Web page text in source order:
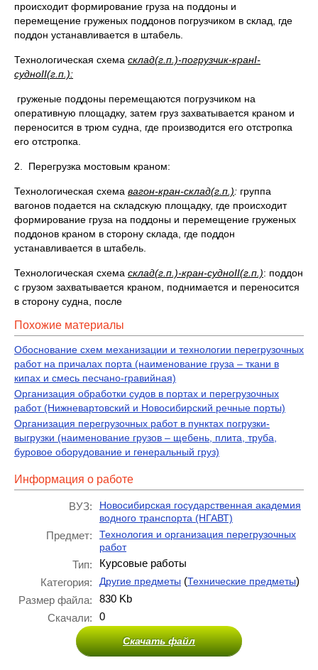
происходит формирование груза на поддоны и
перемещение груженых поддонов погрузчиком в склад, где
поддон устанавливается в штабель.
Технологическая схема склад(г.п.)-погрузчик-кранI-
судноII(г.п.):
груженые поддоны перемещаются погрузчиком на
оперативную площадку, затем груз захватывается краном и
переносится в трюм судна, где производится его отстропка
его отстропка.
2. Перегрузка мостовым краном:
Технологическая схема вагон-кран-склад(г.п.): группа
вагонов подается на складскую площадку, где происходит
формирование груза на поддоны и перемещение груженых
поддонов краном в сторону склада, где поддон
устанавливается в штабель.
Технологическая схема склад(г.п.)-кран-судноII(г.п.): поддон
с грузом захватывается краном, поднимается и переносится
в сторону судна, после
Похожие материалы
Обоснование схем механизации и технологии перегрузочных
работ на причалах порта (наименование груза – ткани в
кипах и смесь песчано-гравийная)
Организация обработки судов в портах и перегрузочных
работ (Нижневартовский и Новосибирский речные порты)
Организация перегрузочных работ в пунктах погрузки-
выгрузки (наименование грузов – щебень, плита, труба,
буровое оборудование и генеральный груз)
Информация о работе
ВУЗ:
Новосибирская государственная академия
водного транспорта (НГАВТ)
Предмет:
Технология и организация перегрузочных
работ
Тип:
Курсовые работы
Категория:
Другие предметы (Технические предметы)
Размер файла:
830 Kb
Скачали:
0
Скачать файл